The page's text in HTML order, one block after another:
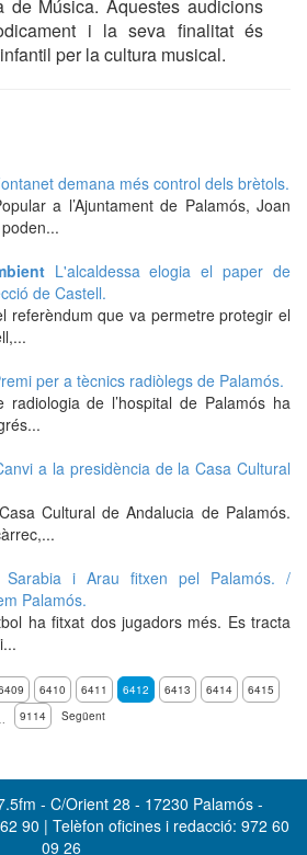
de Música. Aquestes audicions
i la seva finalitat és
per la cultura musical.
demana més control dels brètols.
a l’Ajuntament de Palamós, Joan
L'alcaldessa elogia el paper de
de Castell.
referèndum que va permetre protegir el
per a tècnics radiòlegs de Palamós.
de l’hospital de Palamós ha
a la presidència de la Casa Cultural
Cultural de Andalucia de Palamós.
Sarabia i Arau fitxen pel Palamós. /
Palamós.
ha fitxat dos jugadors més. Es tracta
6410 6411 6412 6413 6414
6415
9114 Següent
- C/Orient 28 - 17230 Palamós -
90 | Telèfon oficines i redacció: 972 60
09 26